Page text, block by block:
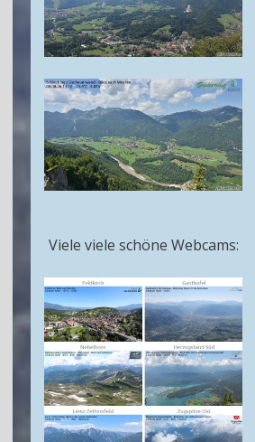
Viele viele schöne Webcams: